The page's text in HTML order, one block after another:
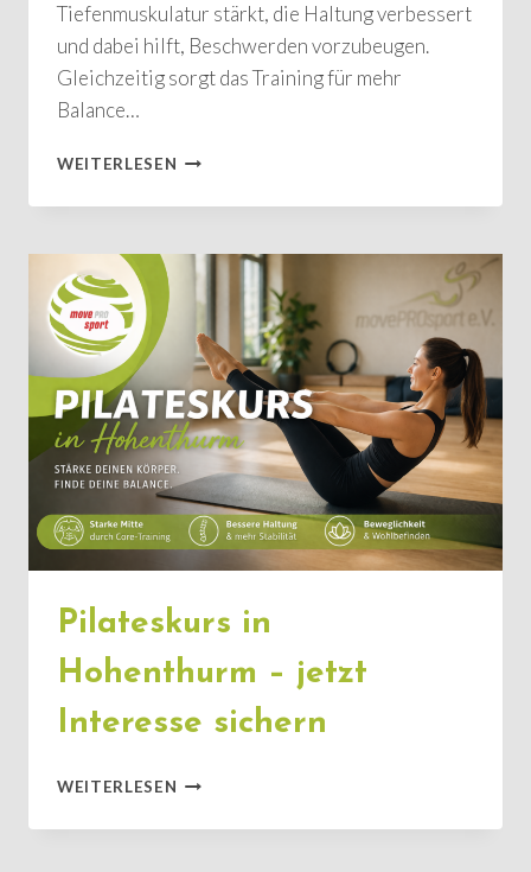
Tiefenmuskulatur stärkt, die Haltung verbessert
und dabei hilft, Beschwerden vorzubeugen.
Gleichzeitig sorgt das Training für mehr
Balance…
WEITERLESEN PILATESKURS
HOHENTHURM
JETZT
STARTEN
UND
GESUNDHEIT
AKTIV
VERBESSERN
Pilateskurs in
Hohenthurm – jetzt
Interesse sichern
WEITERLESEN PILATESKURS
HOHENTHURM